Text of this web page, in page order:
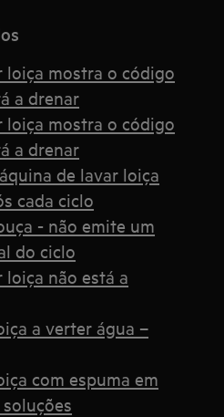
loiça mostra o código
a drenar
loiça mostra o código
a drenar
de lavar loiça
cada ciclo
- não emite um
do ciclo
loiça não está a
a verter água –
com espuma em